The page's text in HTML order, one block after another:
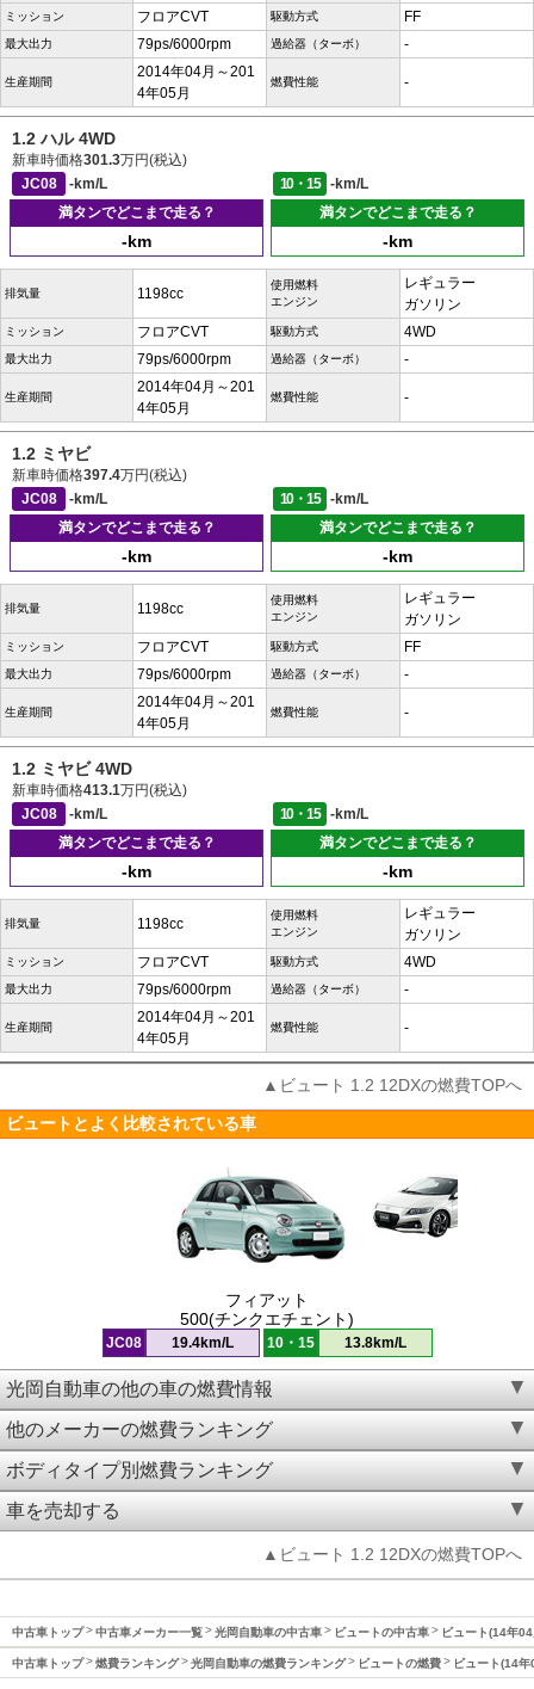
ミッション フロアCVT 駆動方式 FF
最大出力 79ps/6000rpm 過給器（ターボ） -
生産期間
2014年04月～201
4年05月
燃費性能 -
1.2 ハル 4WD
新車時価格301.3万円(税込)
JC08
-km/L 10・15
-km/L
満タンでどこまで走る？
-km
満タンでどこまで走る？
-km
排気量 1198cc
使用燃料
エンジン
レギュラー
ガソリン
ミッション フロアCVT 駆動方式 4WD
最大出力 79ps/6000rpm 過給器（ターボ） -
生産期間
2014年04月～201
4年05月
燃費性能 -
1.2 ミヤビ
新車時価格397.4万円(税込)
JC08
-km/L 10・15
-km/L
満タンでどこまで走る？
-km
満タンでどこまで走る？
-km
排気量 1198cc
使用燃料
エンジン
レギュラー
ガソリン
ミッション フロアCVT 駆動方式 FF
最大出力 79ps/6000rpm 過給器（ターボ） -
生産期間
2014年04月～201
4年05月
燃費性能 -
1.2 ミヤビ 4WD
新車時価格413.1万円(税込)
JC08
-km/L 10・15
-km/L
満タンでどこまで走る？
-km
満タンでどこまで走る？
-km
排気量 1198cc
使用燃料
エンジン
レギュラー
ガソリン
ミッション フロアCVT 駆動方式 4WD
最大出力 79ps/6000rpm 過給器（ターボ） -
生産期間
2014年04月～201
4年05月
燃費性能 -
▲ビュート 1.2 12DXの燃費TOPへ
ビュートとよく比較されている車
フィアット
500(チンクエチェント)
JC08 19.4km/L 10・15 13.8km/L
光岡自動車の他の車の燃費情報
他のメーカーの燃費ランキング
ボディタイプ別燃費ランキング
車を売却する
▲ビュート 1.2 12DXの燃費TOPへ
中古車トップ 中古車メーカー一覧 光岡自動車の中古車 ビュートの中古車 ビュート(14年
中古車トップ 燃費ランキング 光岡自動車の燃費ランキング ビュートの燃費 ビュート(14